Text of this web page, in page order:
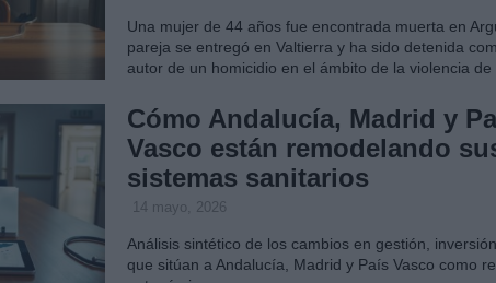
Una mujer de 44 años fue encontrada muerta en
pareja se entregó en Valtierra y ha sido detenida
autor de un homicidio en el ámbito de la violencia de
Cómo Andalucía, Madrid y
Vasco están remodelando
sistemas sanitarios
14 mayo, 2026
Análisis sintético de los cambios en gestión,
que sitúan a Andalucía, Madrid y País Vasco como